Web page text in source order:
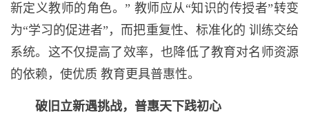
新定义教师的角色。” 教师应从“知识的传授者”转变
为“学习的促进者”，而把重复性、标准化的 训练交给
系统。这不仅提高了效率，也降低了教育对名师资源
的依赖，使优质 教育更具普惠性。
破旧立新遇挑战，普惠天下践初心